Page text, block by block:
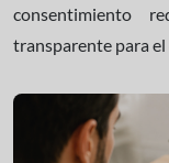
consentimiento
transparente para el